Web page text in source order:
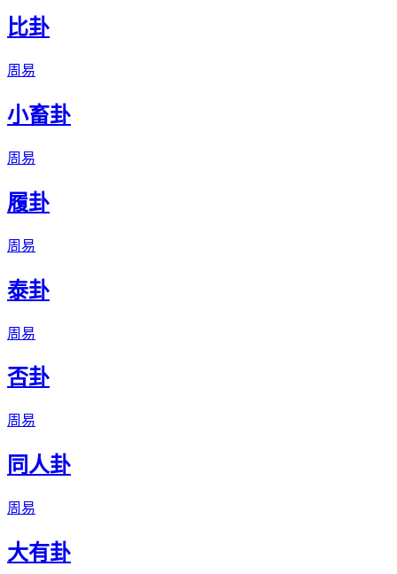
比卦
周易
小畜卦
周易
履卦
周易
泰卦
周易
否卦
周易
同人卦
周易
大有卦